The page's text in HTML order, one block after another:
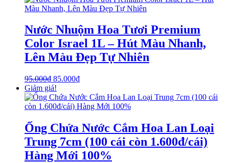
Nước Nhuộm Hoa Tươi Premium
Color Israel 1L – Hút Màu Nhanh,
Lên Màu Đẹp Tự Nhiên
95.000₫ 85.000₫
Giảm giá!
Ống Chứa Nước Cắm Hoa Lan Loại
Trung 7cm (100 cái còn 1.600đ/cái)
Hàng Mới 100%